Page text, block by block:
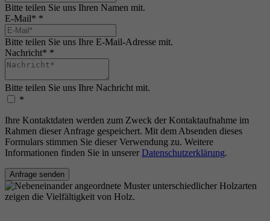
Bitte teilen Sie uns Ihren Namen mit.
E-Mail* *
Bitte teilen Sie uns Ihre E-Mail-Adresse mit.
Nachricht* *
Bitte teilen Sie uns Ihre Nachricht mit.
*
Ihre Kontaktdaten werden zum Zweck der Kontaktaufnahme im
Rahmen dieser Anfrage gespeichert. Mit dem Absenden dieses
Formulars stimmen Sie dieser Verwendung zu. Weitere
Informationen finden Sie in unserer Datenschutzerklärung.
Anfrage senden